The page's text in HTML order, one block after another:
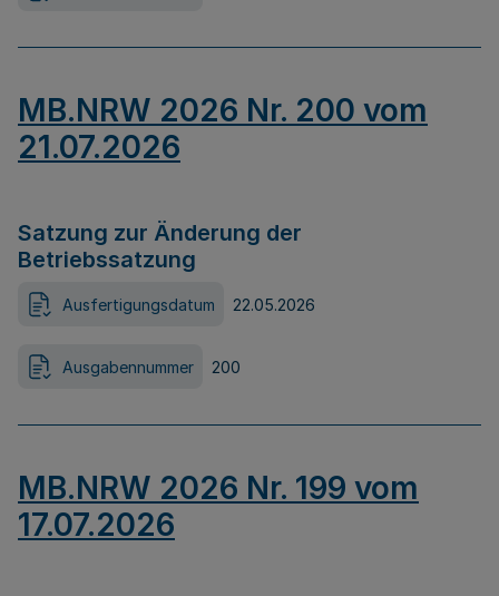
MB.NRW 2026 Nr. 200 vom
21.07.2026
Satzung zur Änderung der
Betriebssatzung
Ausfertigungsdatum 22.05.2026
Ausgabennummer 200
MB.NRW 2026 Nr. 199 vom
17.07.2026